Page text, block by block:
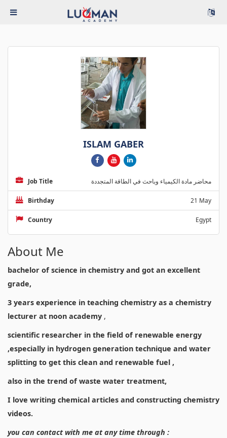
ISLAM GABER
Job Title محاضر مادة الكيمياء وباحث في الطاقة المتجددة
Birthday 21 May
Country Egypt
About Me
bachelor of science in chemistry and got an excellent
grade,
3 years experience in teaching chemistry as a chemistry
lecturer at noon academy ,
scientific researcher in the field of renewable energy
,especially in hydrogen generation technique and water
splitting to get this clean and renewable fuel ,
also in the trend of waste water treatment,
I love writing chemical articles and constructing chemistry
videos.
you can contact with me at any time through :